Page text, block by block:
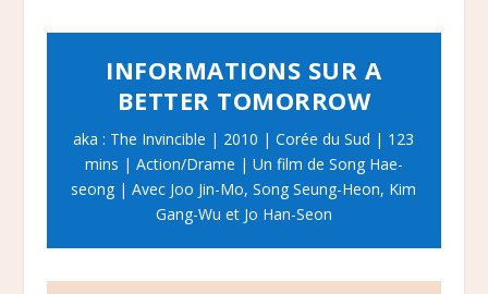
INFORMATIONS SUR A
BETTER TOMORROW
aka : The Invincible | 2010 | Corée du Sud | 123
mins | Action/Drame | Un film de Song Hae-
seong | Avec Joo Jin-Mo, Song Seung-Heon, Kim
Gang-Wu et Jo Han-Seon